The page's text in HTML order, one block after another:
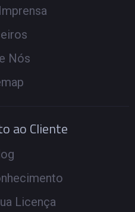
Nós
ao Cliente
Licença